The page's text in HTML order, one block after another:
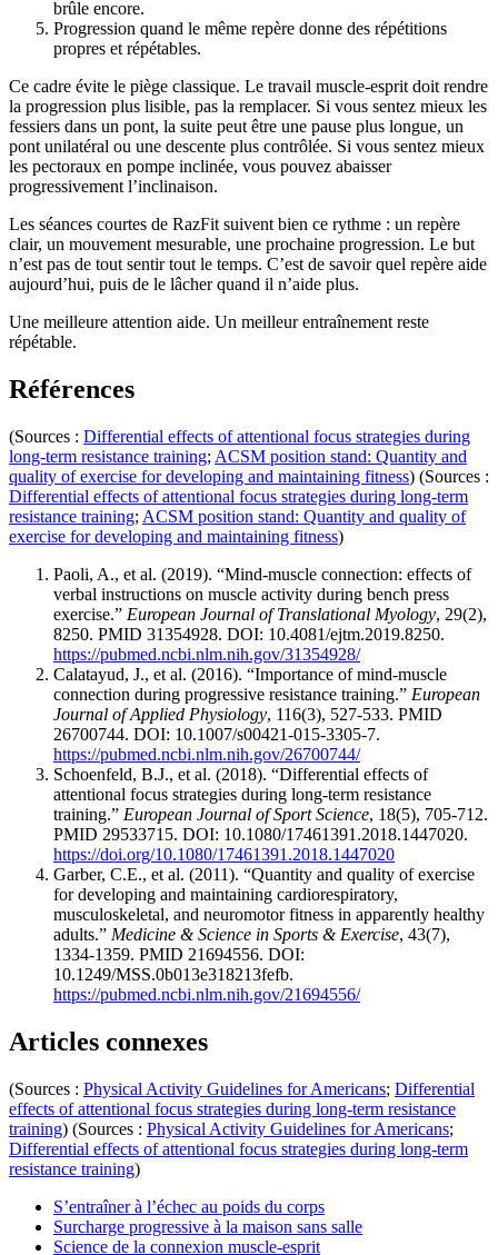
brûle encore.
Progression quand le même repère donne des répétitions
propres et répétables.
Ce cadre évite le piège classique. Le travail muscle-esprit doit rendre
la progression plus lisible, pas la remplacer. Si vous sentez mieux les
fessiers dans un pont, la suite peut être une pause plus longue, un
pont unilatéral ou une descente plus contrôlée. Si vous sentez mieux
les pectoraux en pompe inclinée, vous pouvez abaisser
progressivement l’inclinaison.
Les séances courtes de RazFit suivent bien ce rythme : un repère
clair, un mouvement mesurable, une prochaine progression. Le but
n’est pas de tout sentir tout le temps. C’est de savoir quel repère aide
aujourd’hui, puis de le lâcher quand il n’aide plus.
Une meilleure attention aide. Un meilleur entraînement reste
répétable.
Références
(Sources : Differential effects of attentional focus strategies during
long-term resistance training; ACSM position stand: Quantity and
quality of exercise for developing and maintaining fitness) (Sources :
Differential effects of attentional focus strategies during long-term
resistance training; ACSM position stand: Quantity and quality of
exercise for developing and maintaining fitness)
Paoli, A., et al. (2019). “Mind-muscle connection: effects of
verbal instructions on muscle activity during bench press
exercise.” European Journal of Translational Myology, 29(2),
8250. PMID 31354928. DOI: 10.4081/ejtm.2019.8250.
https://pubmed.ncbi.nlm.nih.gov/31354928/
Calatayud, J., et al. (2016). “Importance of mind-muscle
connection during progressive resistance training.” European
Journal of Applied Physiology, 116(3), 527-533. PMID
26700744. DOI: 10.1007/s00421-015-3305-7.
https://pubmed.ncbi.nlm.nih.gov/26700744/
Schoenfeld, B.J., et al. (2018). “Differential effects of
attentional focus strategies during long-term resistance
training.” European Journal of Sport Science, 18(5), 705-712.
PMID 29533715. DOI: 10.1080/17461391.2018.1447020.
https://doi.org/10.1080/17461391.2018.1447020
Garber, C.E., et al. (2011). “Quantity and quality of exercise
for developing and maintaining cardiorespiratory,
musculoskeletal, and neuromotor fitness in apparently healthy
adults.” Medicine & Science in Sports & Exercise, 43(7),
1334-1359. PMID 21694556. DOI:
10.1249/MSS.0b013e318213fefb.
https://pubmed.ncbi.nlm.nih.gov/21694556/
Articles connexes
(Sources : Physical Activity Guidelines for Americans; Differential
effects of attentional focus strategies during long-term resistance
training) (Sources : Physical Activity Guidelines for Americans;
Differential effects of attentional focus strategies during long-term
resistance training)
S’entraîner à l’échec au poids du corps
Surcharge progressive à la maison sans salle
Science de la connexion muscle-esprit